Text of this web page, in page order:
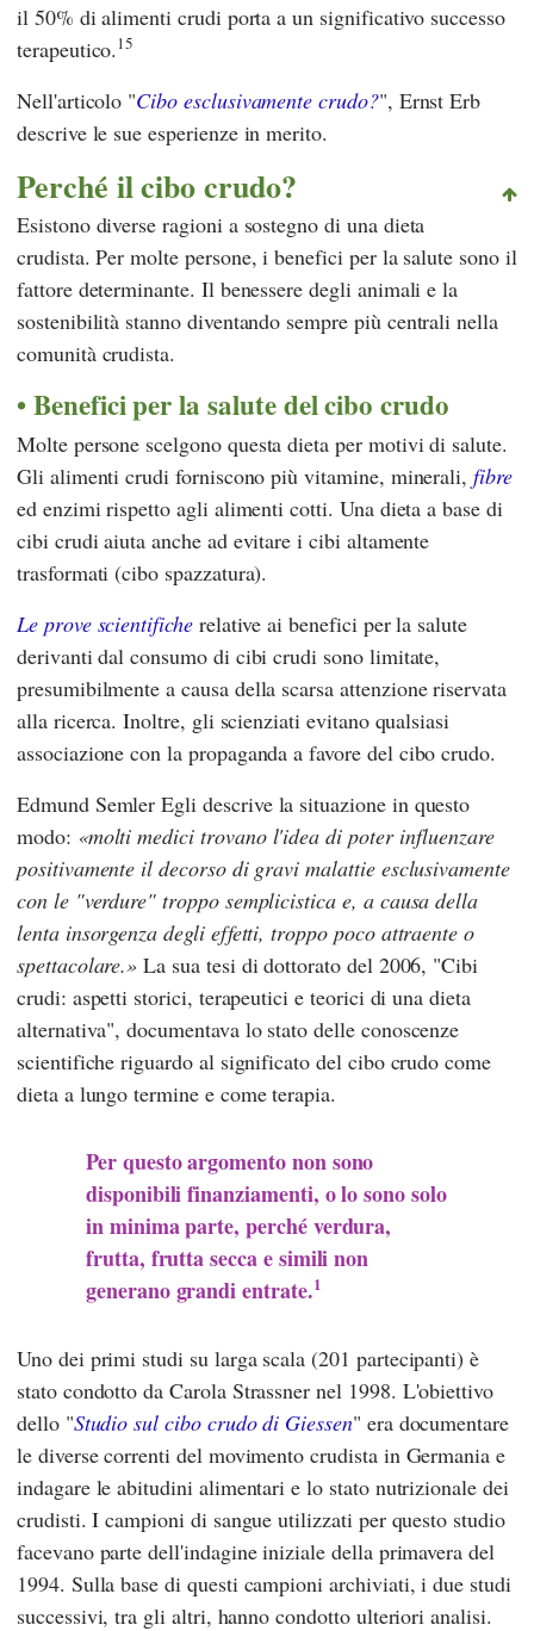
il 50% di alimenti crudi porta a un significativo successo
terapeutico.15
Nell'articolo "Cibo esclusivamente crudo?", Ernst Erb
descrive le sue esperienze in merito.
Perché il cibo crudo?
Esistono diverse ragioni a sostegno di una dieta
crudista. Per molte persone, i benefici per la salute sono il
fattore determinante. Il benessere degli animali e la
sostenibilità stanno diventando sempre più centrali nella
comunità crudista.
Benefici per la salute del cibo crudo
Molte persone scelgono questa dieta per motivi di salute.
Gli alimenti crudi forniscono più vitamine, minerali,fibre
ed enzimi rispetto agli alimenti cotti. Una dieta a base di
cibi crudi aiuta anche ad evitare i cibi altamente
trasformati (cibo spazzatura).
Le prove scientificherelative ai benefici per la salute
derivanti dal consumo di cibi crudi sono limitate,
presumibilmente a causa della scarsa attenzione riservata
alla ricerca. Inoltre, gli scienziati evitano qualsiasi
associazione con la propaganda a favore del cibo crudo.
Edmund Semler Egli descrive la situazione in questo
modo:
molti medici trovano l'idea di poter influenzare
positivamente il decorso di gravi malattie esclusivamente
con le "verdure" troppo semplicistica e, a causa della
lenta insorgenza degli effetti, troppo poco attraente o
spettacolare. La sua tesi di dottorato del 2006, "Cibi
crudi: aspetti storici, terapeutici e teorici di una dieta
alternativa", documentava lo stato delle conoscenze
scientifiche riguardo al significato del cibo crudo come
dieta a lungo termine e come terapia.
Per questo argomento non sono
disponibili finanziamenti, o lo sono solo
in minima parte, perché verdura,
frutta, frutta secca e simili non
generano grandi entrate.1
Uno dei primi studi su larga scala (201 partecipanti) è
stato condotto daCarola Strassner nel 1998. L'obiettivo
dello "Studio sul cibo crudo di Giessen" era documentare
le diverse correnti del movimento crudista in Germania e
indagare le abitudini alimentari e lo stato nutrizionale dei
crudisti. I campioni di sangue utilizzati per questo studio
facevano parte dell'indagine iniziale della primavera del
1994. Sulla base di questi campioni archiviati, i due studi
successivi, tra gli altri, hanno condotto ulteriori analisi.